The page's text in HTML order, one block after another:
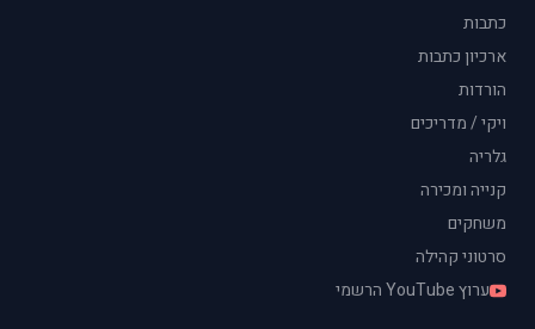
כתבות
ארכיון כתבות
הורדות
ויקי / מדריכים
גלריה
קנייה ומכירה
משחקים
סרטוני קהילה
ערוץ YouTube הרשמי